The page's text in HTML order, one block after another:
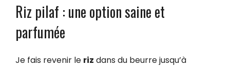
Riz pilaf : une option saine et
parfumée
Je fais revenir le riz dans du beurre jusqu’à